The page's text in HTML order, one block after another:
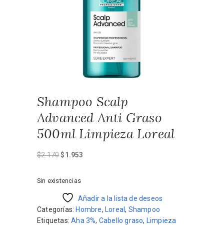
Shampoo Scalp
Advanced Anti Graso
500ml Limpieza Loreal
$2.170El
$2.170.
$1.953
$1.953.
Sin existencias
Añadir a la lista de deseos
Categorías: Hombre, Loreal, Shampoo
Etiquetas:Aha 3%, Cabello graso,
Limpieza